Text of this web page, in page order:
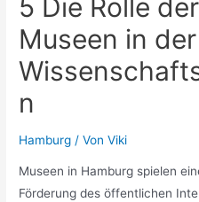
5 Die Rolle
Museen in der
n
Hamburg / VonViki
Museen in Hamburg spielen
Förderung des öffentlichen